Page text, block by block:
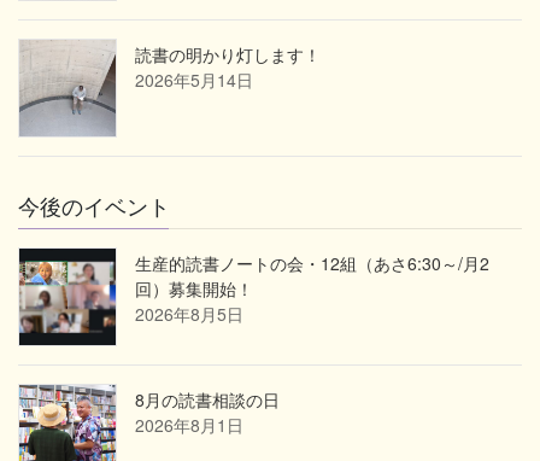
読書の明かり灯します！
2026年5月14日
今後のイベント
生産的読書ノートの会・12組（あさ6:30～/月2
回）募集開始！
2026年8月5日
8月の読書相談の日
2026年8月1日